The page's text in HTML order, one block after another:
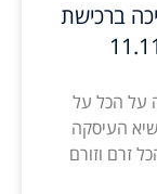
ברכישת
על הכל על
שיא העיסקה
זרם וזורם